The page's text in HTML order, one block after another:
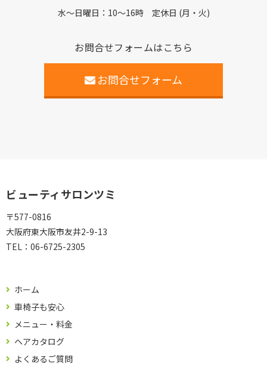
水～日曜日：10～16時 定休日 (月・火)
お問合せフォームはこちら
お問合せフォーム
ビューティサロンツミ
〒577-0816
大阪府東大阪市友井2-9-13
TEL： 06-6725-2305
ホーム
車椅子も安心
メニュー・料金
ヘアカタログ
よくあるご質問